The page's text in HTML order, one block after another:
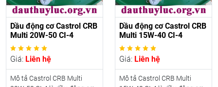
Dầu động cơ Castrol CRB
Multi 20W-50 CI-4
Giá: Liên hệ
Mô tả Castrol CRB Multi
Dầu động cơ Castrol CRB
Multi 15W-40 CI-4
Giá: Liên hệ
Mô tả Castrol CRB Multi